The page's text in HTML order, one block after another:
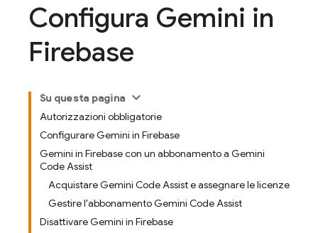
Configura Gemini in
Firebase
Su questa pagina
Autorizzazioni obbligatorie
Configurare Gemini in Firebase
Gemini in Firebase con un abbonamento a Gemini
Code Assist
Acquistare Gemini Code Assist e assegnare le licenze
Gestire l'abbonamento Gemini Code Assist
Disattivare Gemini in Firebase